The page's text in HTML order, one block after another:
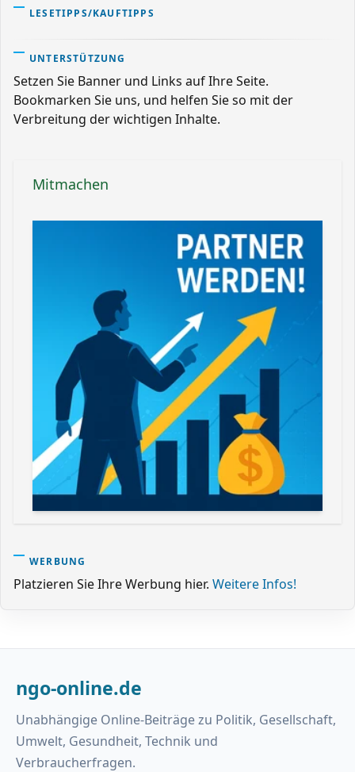
LESETIPPS/KAUFTIPPS
UNTERSTÜTZUNG
Setzen Sie Banner und Links auf Ihre Seite.
Bookmarken Sie uns, und helfen Sie so mit der
Verbreitung der wichtigen Inhalte.
Mitmachen
WERBUNG
Platzieren Sie Ihre Werbung hier. Weitere Infos!
ngo-online.de
Unabhängige Online-Beiträge zu Politik, Gesellschaft,
Umwelt, Gesundheit, Technik und
Verbraucherfragen.